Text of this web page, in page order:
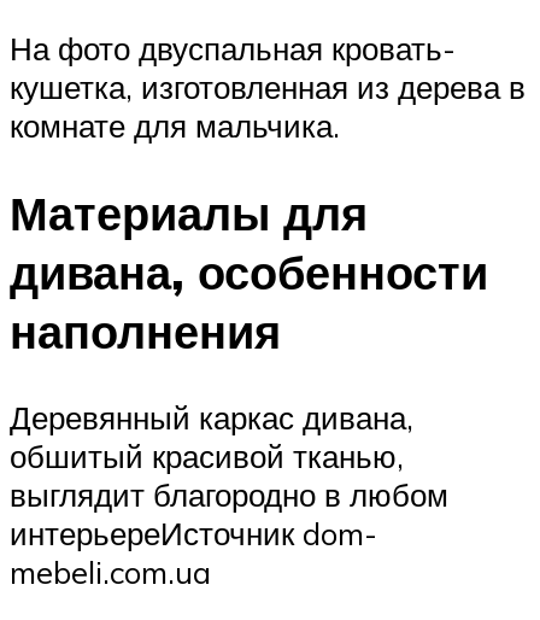
На фото двуспальная кровать-
кушетка, изготовленная из дерева в
комнате для мальчика.
Материалы для
дивана, особенности
наполнения
Деревянный каркас дивана,
обшитый красивой тканью,
выглядит благородно в любом
интерьереИсточник dom-
mebeli.com.ua